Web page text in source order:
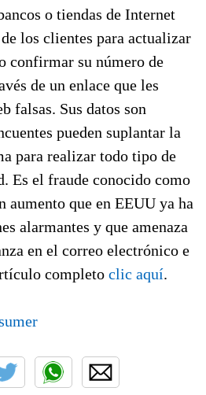
o tiendas de Internet
los clientes para actualizar
confirmar su número de
de un enlace que les
falsas. Sus datos son
pueden suplantar la
para realizar todo tipo de
Es el fraude conocido como
aumento que en EEUU ya ha
alarmantes y que amenaza
en el correo electrónico e
completo clic aquí.